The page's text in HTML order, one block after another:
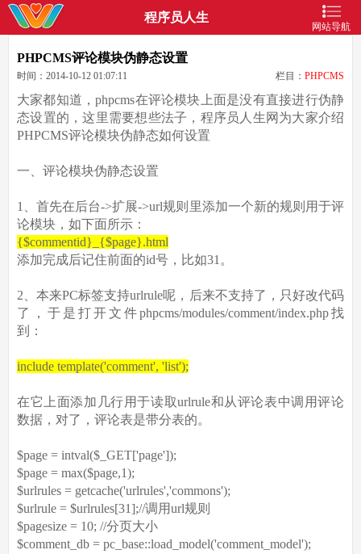
程序员人生
网站导航
PHPCMS评论模块伪静态设置
栏目： PHPCMS
时间：2014-10-12 01:07:11
大家都知道，phpcms在评论模块上面是没有直接进行伪静
态设置的，这里需要想些法子，程序员人生网为大家介绍
PHPCMS评论模块伪静态如何设置
一、评论模块伪静态设置
1、首先在后台->扩展->url规则里添加一个新的规则用于评
论模块，如下面所示：
{$commentid}_{$page}.html
添加完成后记住前面的id号，比如31。
2、本来PC标签支持urlrule呢，后来不支持了，只好改代码
了，于是打开文件phpcms/modules/comment/index.php找
到：
include template('comment', 'list');
在它上面添加几行用于读取urlrule和从评论表中调用评论
数据，对了，评论表是带分表的。
$page = intval($_GET['page']);
$page = max($page,1);
$urlrules = getcache('urlrules','commons');
$urlrule = $urlrules[31];//调用url规则
$pagesize = 10; //分页大小
$comment_db = pc_base::load_model('comment_model');